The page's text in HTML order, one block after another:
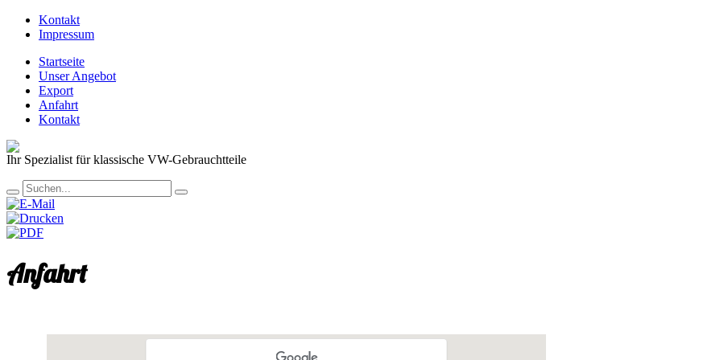
Kontakt
Impressum
Startseite
Unser Angebot
Export
Anfahrt
Kontakt
Ihr Spezialist für klassische VW-Gebrauchtteile
Anfahrt